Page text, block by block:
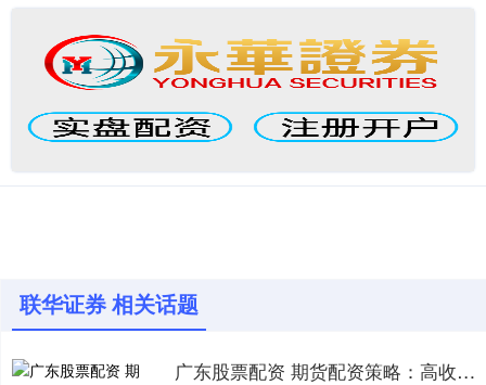
联华证券 相关话题
广东股票配资 期货配资策略：高收益背后的风险管理